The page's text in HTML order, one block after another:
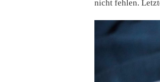
nicht fehlen.